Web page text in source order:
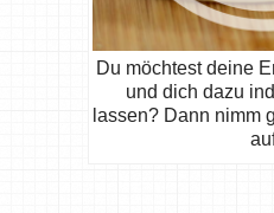
Du möchtest deine
und dich dazu
lassen? Dann nimm